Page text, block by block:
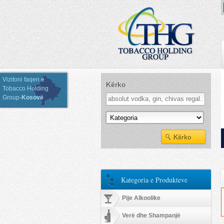
Vizitoni faqen e
Tobacco Holding
Group-Kosovë
Kërko
Kategoria e Produkteve
Kategoria e Produkteve
Pije Alkoolike
Verë dhe Shampanjë